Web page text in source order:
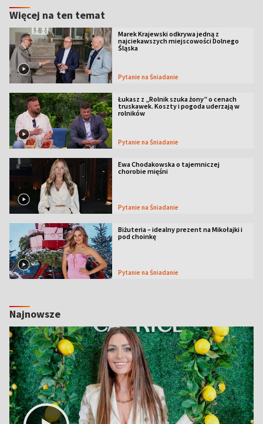
Więcej na ten temat
Marek Krajewski odkrywa jedną z
najciekawszych miejscowości Dolnego
Śląska
Pytanie na Śniadanie
Łukasz z „Rolnik szuka żony” o cenach
truskawek. Koszty i pogoda uderzają w
rolników
Pytanie na Śniadanie
Ewa Chodakowska o tajemniczej
chorobie mięśni
Pytanie na Śniadanie
Biżuteria – idealny prezent na Mikołajki i
pod choinkę
Pytanie na Śniadanie
Najnowsze